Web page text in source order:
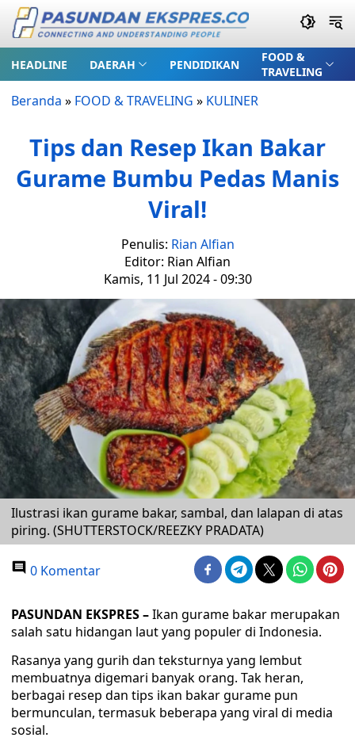
HEADLINE DAERAH PENDIDIKAN
FOOD &
TRAVELING
Beranda » FOOD & TRAVELING » KULINER
Tips dan Resep Ikan Bakar
Gurame Bumbu Pedas Manis
Viral!
Penulis: Rian Alfian
Editor: Rian Alfian
Kamis, 11 Jul 2024 - 09:30
Ilustrasi ikan gurame bakar, sambal, dan lalapan di atas
piring. (SHUTTERSTOCK/REEZKY PRADATA)
0 Komentar
PASUNDAN EKSPRES –Ikan gurame bakar merupakan
salah satu hidangan laut yang populer di Indonesia.
Rasanya yang gurih dan teksturnya yang lembut
membuatnya digemari banyak orang. Tak heran,
berbagai resep dan tips ikan bakar gurame pun
bermunculan, termasuk beberapa yang viral di media
sosial.